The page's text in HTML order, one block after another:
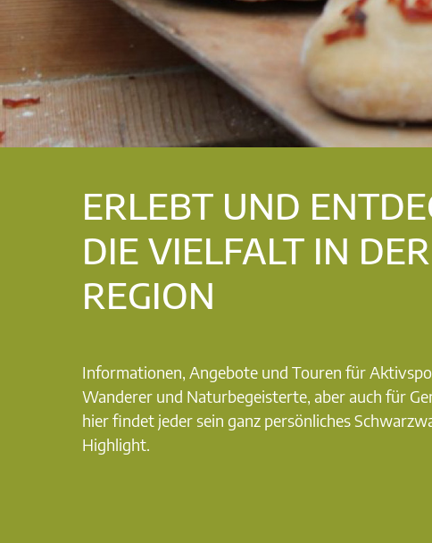
ERLEBT UND
DIE VIELFALT IN DER
REGION
Informationen, Angebote und Touren für
Wanderer und Naturbegeisterte, aber auch für
hier findet jeder sein ganz persönliches
Highlight.